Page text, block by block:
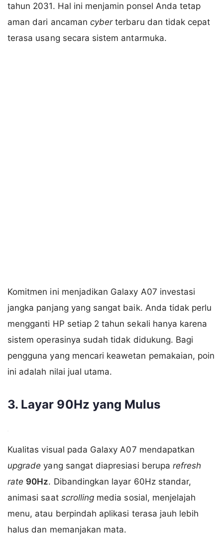
tahun 2031. Hal ini menjamin ponsel Anda tetap
aman dari ancaman cyberterbaru dan tidak cepat
terasa usang secara sistem antarmuka.
Komitmen ini menjadikan Galaxy A07 investasi
jangka panjang yang sangat baik. Anda tidak perlu
mengganti HP setiap 2 tahun sekali hanya karena
sistem operasinya sudah tidak didukung. Bagi
pengguna yang mencari keawetan pemakaian, poin
ini adalah nilai jual utama.
3. Layar 90Hz yang Mulus
Kualitas visual pada Galaxy A07 mendapatkan
upgrade yang sangat diapresiasi berupa refresh
rate 90Hz. Dibandingkan layar 60Hz standar,
animasi saat scrolling media sosial, menjelajah
menu, atau berpindah aplikasi terasa jauh lebih
halus dan memanjakan mata.